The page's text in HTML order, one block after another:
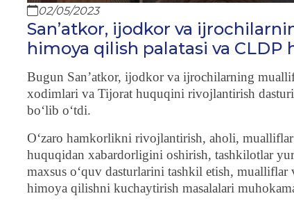
02/05/2023
San’atkor, ijodkor va
himoya qilish palatasi va CLDP
Bugun San’atkor, ijodkor va ijrochilarning
xodimlari va Tijorat huquqini rivojlantirish
bo‘lib o‘tdi.
O‘zaro hamkorlikni rivojlantirish, aholi,
huquqidan xabardorligini oshirish, tashkilotlar
maxsus o‘quv dasturlarini tashkil etish,
himoya qilishni kuchaytirish masalalari